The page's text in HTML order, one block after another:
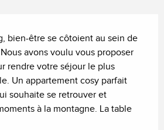
bien-être se côtoient au sein de
avons voulu vous proposer
rendre votre séjour le plus
Un appartement cosy parfait
souhaite se retrouver et
à la montagne. La table